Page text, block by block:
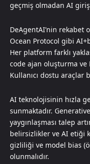
geçmiş olmadan AI
DeAgentAI’nin rekabet
Ocean Protocol gibi
Her platform farklı
code ajan oluşturma ve
Kullanıcı dostu araçlar
AI teknolojisinin hızla
sunmaktadır.
yaygınlaşması talep
belirsizlikler ve AI etiği
gizliliği ve model bias
olunmalıdır.